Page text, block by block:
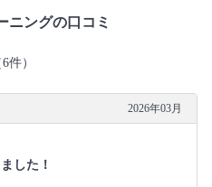
ニングの口コミ
6件）
2026年03月
した！